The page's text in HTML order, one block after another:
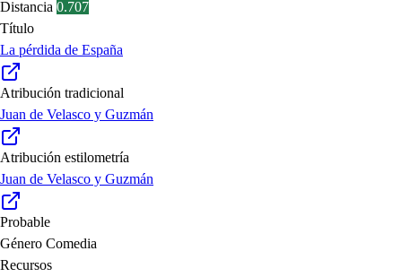
Distancia 0.707
Título
La pérdida de España
Atribución tradicional
Juan de Velasco y Guzmán
Atribución estilometría
Juan de Velasco y Guzmán
Probable
Género Comedia
Recursos